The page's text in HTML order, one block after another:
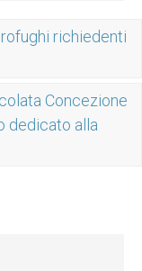
richiedenti
Concezione
dedicato alla